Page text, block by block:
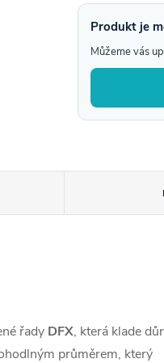
Produkt je
Můžeme vás
řady DFX, která klade
průměrem, který